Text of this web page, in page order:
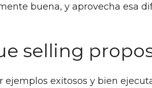
buena, y aprovecha esa
selling
exitosos y bien